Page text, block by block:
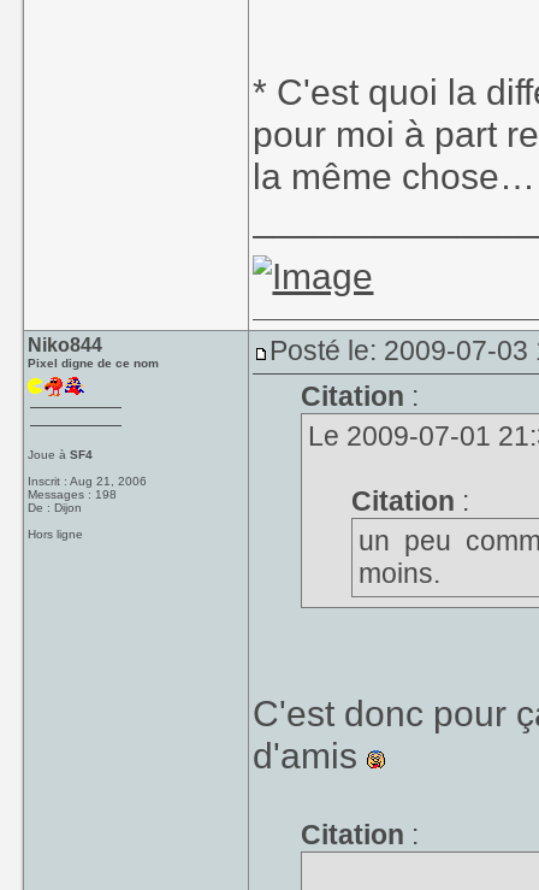
* C'est quoi la
pour moi à part
la même chose…
Niko844
Pixel digne de ce nom
Joue àSF4
Inscrit : Aug 21, 2006
Messages : 198
De : Dijon
Hors ligne
Posté le: 2009-07-03
Citation :
Le 2009-07-01
Citation :
un peu
moins.
C'est donc pour
d'amis
Citation :